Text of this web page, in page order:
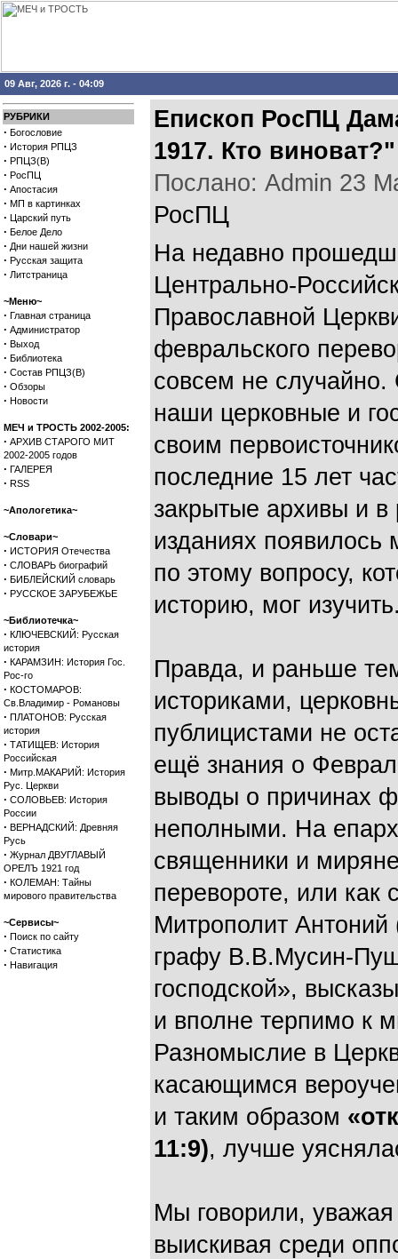
09 Авг, 2026 г. - 04:09
РУБРИКИ
· Богословие
· История РПЦЗ
· РПЦЗ(В)
· РосПЦ
· Апостасия
· МП в картинках
· Царский путь
· Белое Дело
· Дни нашей жизни
· Русская защита
· Литстраница
~Меню~
· Главная страница
· Администратор
· Выход
· Библиотека
· Состав РПЦЗ(В)
· Обзоры
· Новости
МЕЧ и ТРОСТЬ 2002-2005:
· АРХИВ СТАРОГО МИТ
2002-2005 годов
· ГАЛЕРЕЯ
· RSS
~Апологетика~
~Словари~
· ИСТОРИЯ Отечества
· СЛОВАРЬ биографий
· БИБЛЕЙСКИЙ словарь
· РУССКОЕ ЗАРУБЕЖЬЕ
~Библиотечка~
· КЛЮЧЕВСКИЙ: Русская
история
· КАРАМЗИН: История Гос.
Рос-го
· КОСТОМАРОВ:
Св.Владимир - Романовы
· ПЛАТОНОВ: Русская
история
· ТАТИЩЕВ: История
Российская
· Митр.МАКАРИЙ: История
Рус. Церкви
· СОЛОВЬЕВ: История
России
· ВЕРНАДСКИЙ: Древняя
Русь
· Журнал ДВУГЛАВЫЙ
ОРЕЛЪ 1921 год
· КОЛЕМАН: Тайны
мирового правительства
~Сервисы~
· Поиск по сайту
· Статистика
· Навигация
Епископ РосПЦ
1917. Кто виноват?"
Послано: Admin 23
РосПЦ
На недавно
Центрально-
Православной
февральского
совсем не
наши церковные и
своим
последние 15 лет
закрытые архивы и
изданиях появилось
по этому вопросу,
историю, мог
Правда, и раньше
историками,
публицистами не
ещё знания о
выводы о причинах
неполными. На
священники и
перевороте, или
Митрополит
графу В.В.Мусин-
господской»,
и вполне терпимо к
Разномыслие в
касающимся
и таким образом
11:9), лучше
Мы говорили,
выискивая среди